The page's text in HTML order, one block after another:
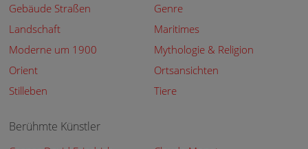
Gebäude Straßen
Genre
Landschaft
Maritimes
Moderne um 1900
Mythologie & Religion
Orient
Ortsansichten
Stilleben
Tiere
Berühmte Künstler